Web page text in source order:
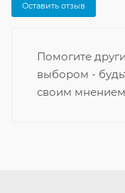
Оставить отзыв
Помогите
выбором -
своим